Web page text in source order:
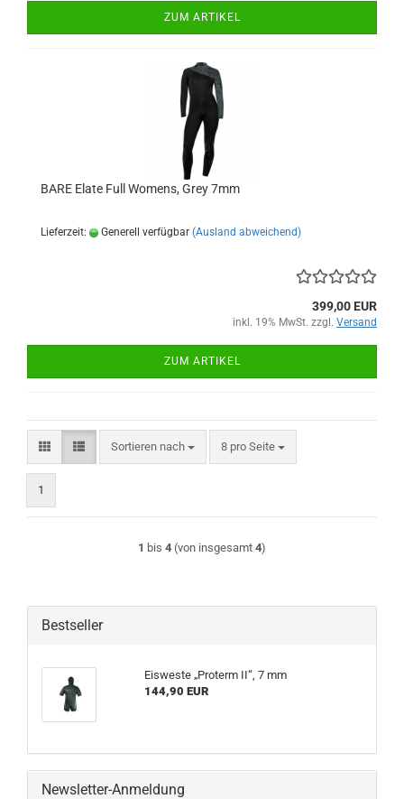
ZUM ARTIKEL
BARE Elate Full Womens, Grey 7mm
Lieferzeit: Generell verfügbar (Ausland abweichend)
399,00 EUR
inkl. 19% MwSt. zzgl. Versand
ZUM ARTIKEL
Sortieren nach
Sortieren nach 8 pro Seite
pro Seite
1
1 bis 4 (von insgesamt 4)
Bestseller
Eisweste „Proterm II“, 7 mm
144,90 EUR
Newsletter-Anmeldung